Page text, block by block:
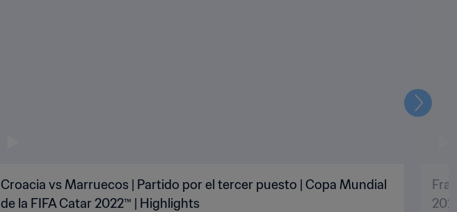
Croacia vs Marruecos | Partido por el tercer puesto | Copa Mundial
de la FIFA Catar 2022™ | Highlights